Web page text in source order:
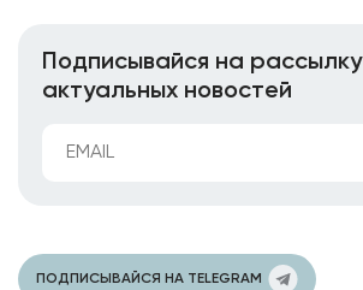
Подписывайся на рассылку
актуальных новостей
ПОДПИСЫВАЙСЯ НА TELEGRAM